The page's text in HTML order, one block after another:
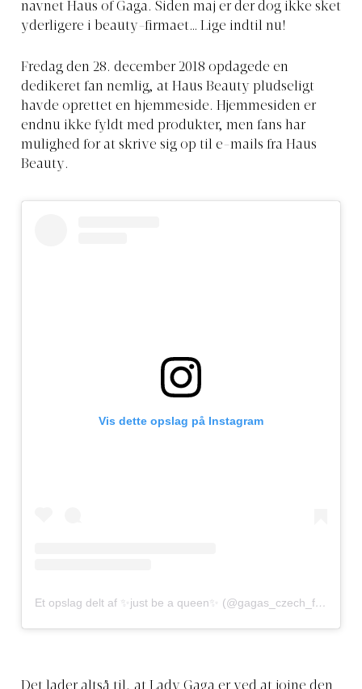
navnet Haus of Gaga. Siden maj er der dog ikke sket
yderligere i beauty-firmaet… Lige indtil nu!
Fredag den 28. december 2018 opdagede en
dedikeret fan nemlig, at Haus Beauty pludseligt
havde oprettet en hjemmeside. Hjemmesiden er
endnu ikke fyldt med produkter, men fans har
mulighed for at skrive sig op til e-mails fra Haus
Beauty.
Vis dette opslag på Instagram
Et opslag delt af ✨just be a queen✨ (@gagas_czech_fan)